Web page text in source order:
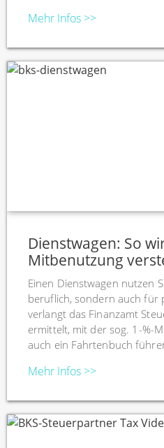
Mehr Infos >>
Dienstwagen: So
Mitbenutzung
Einen Dienstwagen nutzen
beruflich, sondern auch für
verlangt das Finanzamt
ermittelt, mit der sog. 1-%-
auch ein Fahrtenbuch
Mehr Infos >>